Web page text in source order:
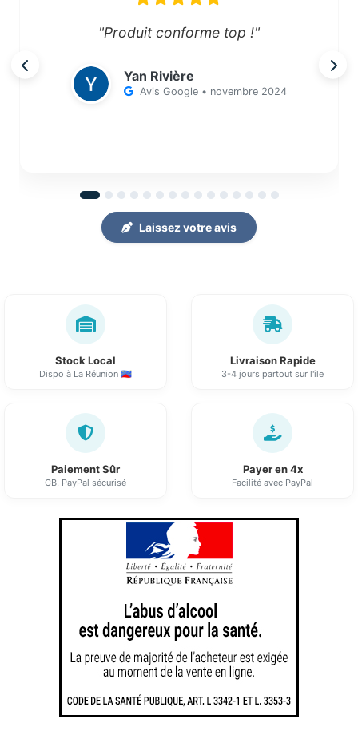
"Produit conforme top !"
Yan Rivière
Avis Google • novembre 2024
Laissez votre avis
Stock Local
Dispo à La Réunion 🇷🇪
Livraison Rapide
3-4 jours partout sur l'île
Paiement Sûr
CB, PayPal sécurisé
Payer en 4x
Facilité avec PayPal